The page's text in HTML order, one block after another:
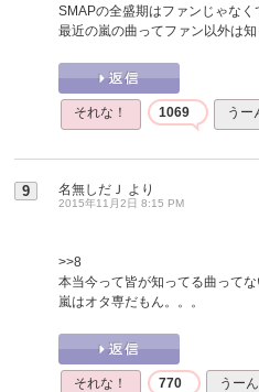
SMAPの全盛期はファンじゃな
最近の嵐の曲ってファン以外は知
それな！ 1069 う
9 名無しだＪ より
2015年11月2日 8:15 PM
>>8
本当今って皆が知ってる曲ってな
嵐はオタ専だもん。。。
それな！ 770 うー